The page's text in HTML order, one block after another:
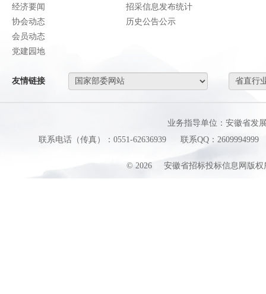
经济要闻
协会动态
会员动态
党建园地
招采信息发布统计
历史公告公示
友情链接
业务指导单位：安徽省发
联系电话（传真）：0551-62636939
联系QQ：2609994999
© 2026 安徽省招标投标信息网版